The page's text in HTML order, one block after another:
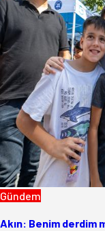
Gündem
Akın: Benim derdim